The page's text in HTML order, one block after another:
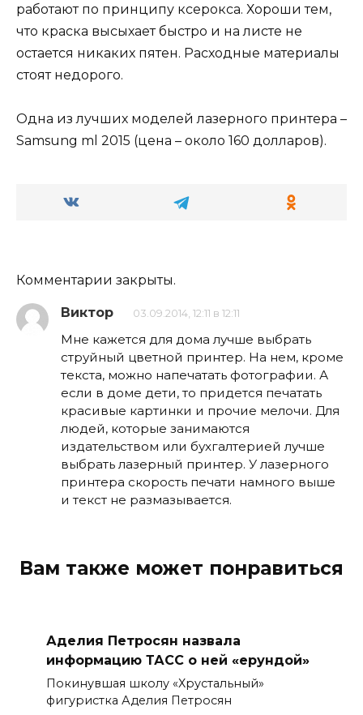
работают по принципу ксерокса. Хороши тем,
что краска высыхает быстро и на листе не
остается никаких пятен. Расходные материалы
стоят недорого.
Одна из лучших моделей лазерного принтера –
Samsung ml 2015 (цена – около 160 долларов).
Комментарии закрыты.
Виктор 03.09.2014, 12:11 в 12:11
Мне кажется для дома лучше выбрать
струйный цветной принтер. На нем, кроме
текста, можно напечатать фотографии. А
если в доме дети, то придется печатать
красивые картинки и прочие мелочи. Для
людей, которые занимаются
издательством или бухгалтерией лучше
выбрать лазерный принтер. У лазерного
принтера скорость печати намного выше
и текст не размазывается.
Вам также может понравиться
Аделия Петросян назвала
информацию ТАСС о ней «ерундой»
Покинувшая школу «Хрустальный»
фигуристка Аделия Петросян